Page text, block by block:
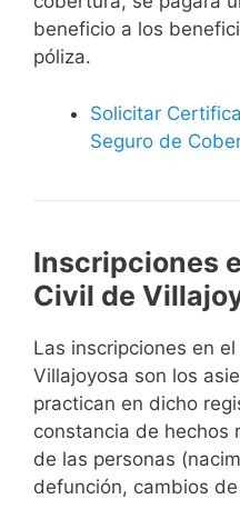
beneficio a los
póliza.
Solicitar
Seguro de
Inscripciones
Civil de
Las inscripciones en
Villajoyosa son los
practican en dicho
constancia de hechos
de las personas
defunción, cambios